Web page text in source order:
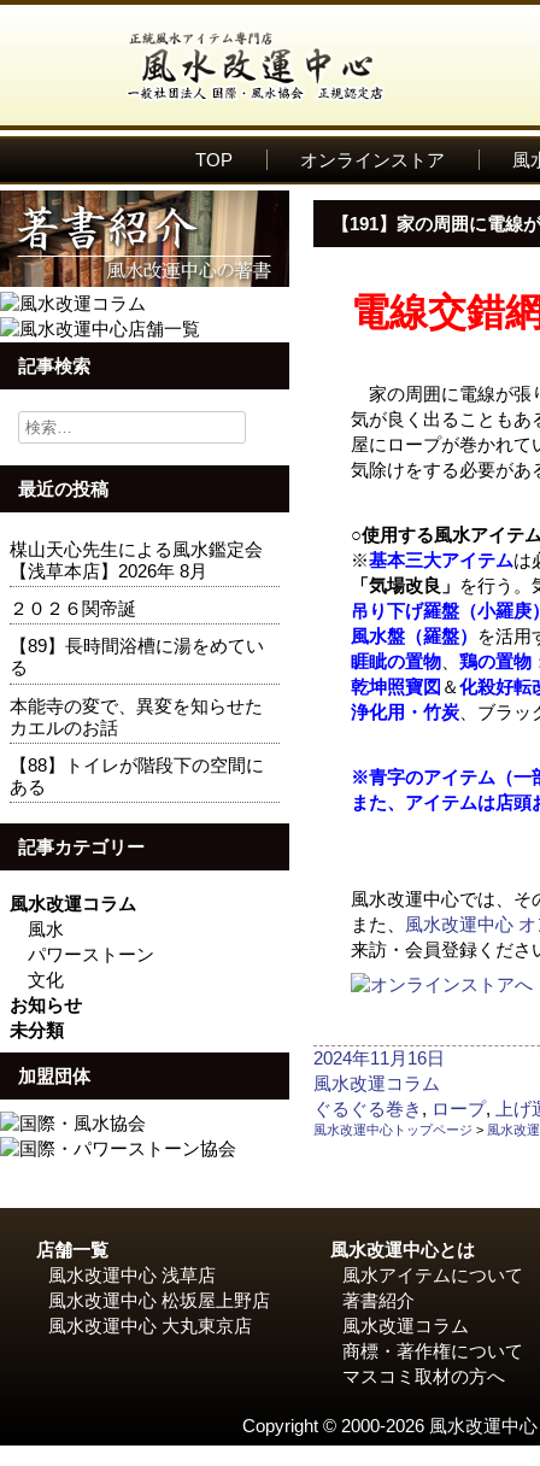
TOP オンラインストア 風
記事検索
検
索:
最近の投稿
楳山天心先生による風水鑑定会
【浅草本店】2026年 8月
２０２６関帝誕
【89】長時間浴槽に湯をめてい
る
本能寺の変で、異変を知らせた
カエルのお話
【88】トイレが階段下の空間に
ある
記事カテゴリー
風水改運コラム
風水
パワーストーン
文化
お知らせ
未分類
加盟団体
【191】家の周囲に電線
電線交錯
家の周囲に電線が張
気が良く出ることもあ
屋にロープが巻かれ
気除けをする必要があ
○使用する風水アイテ
※基本三大アイテムは
「気場改良」 を行う。
吊り下げ羅盤（小羅庚
風水盤（羅盤）
を活用
睚眦の置物、 鶏の置物
乾坤照寶図 ＆化殺好転
浄化用・竹炭、ブラッ
※青字のアイテム（一
また、アイテムは店
風水改運中心では、そ
また、 風水改運中心
来訪・会員登録くださ
投
稿
日:
2024年11月16日
カ
テ
ゴ
風水改運コラム
タ
グ
ぐるぐる巻き , ロープ, 上げ
風水改運中心トップページ > 風水改
店舗一覧
風水改運中心 浅草店
風水改運中心 松坂屋上野店
風水改運中心 大丸東京店
風水改運中心とは
風水アイテムについて
著書紹介
風水改運コラム
商標・著作権について
マスコミ取材の方へ
Copyright © 2000-2026 風水改運中